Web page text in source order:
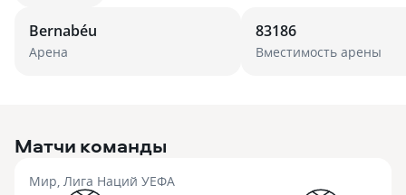
Bernabéu
Арена
83186
Вместимость арены
Матчи команды
Мир, Лига Наций УЕФА